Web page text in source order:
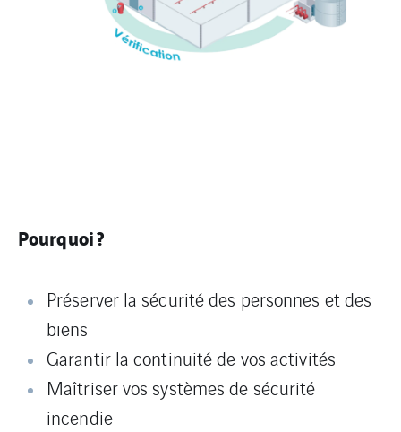
Pourquoi ?
Préserver la sécurité des personnes et des
biens
Garantir la continuité de vos activités
Maîtriser vos systèmes de sécurité
incendie